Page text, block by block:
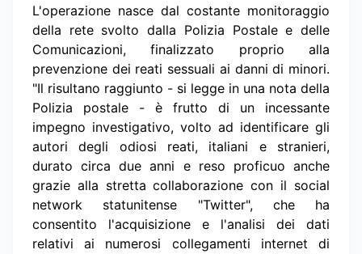
L'operazione nasce dal costante monitoraggio
della rete svolto dalla Polizia Postale e delle
Comunicazioni, finalizzato proprio alla
prevenzione dei reati sessuali ai danni di minori.
"Il risultano raggiunto - si legge in una nota della
Polizia postale - è frutto di un incessante
impegno investigativo, volto ad identificare gli
autori degli odiosi reati, italiani e stranieri,
durato circa due anni e reso proficuo anche
grazie alla stretta collaborazione con il social
network statunitense "Twitter", che ha
consentito l'acquisizione e l'analisi dei dati
relativi ai numerosi collegamenti internet di